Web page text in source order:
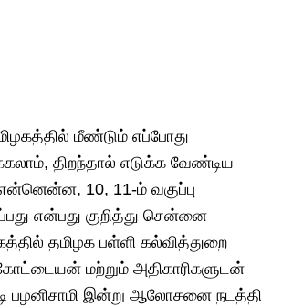
மீண்டும் எப்போது
திறந்தால் எடுக்க வேண்டிய
10, 11-ம் வகுப்பு
என்பது குறித்து சென்னை
தமிழக பள்ளி கல்வித்துறை
மற்றும் அதிகாரிகளுடன்
பழனிசாமி இன்று ஆலோசனை நடத்தி